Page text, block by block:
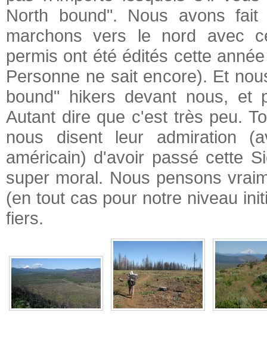
North bound". Nous avons
marchons vers le nord avec
permis ont été édités cette
Personne ne sait encore). Et
bound" hikers devant nous, et
Autant dire que c'est très peu.
nous disent leur admiration
américain) d'avoir passé cette
super moral. Nous pensons
(en tout cas pour notre niveau
fiers.